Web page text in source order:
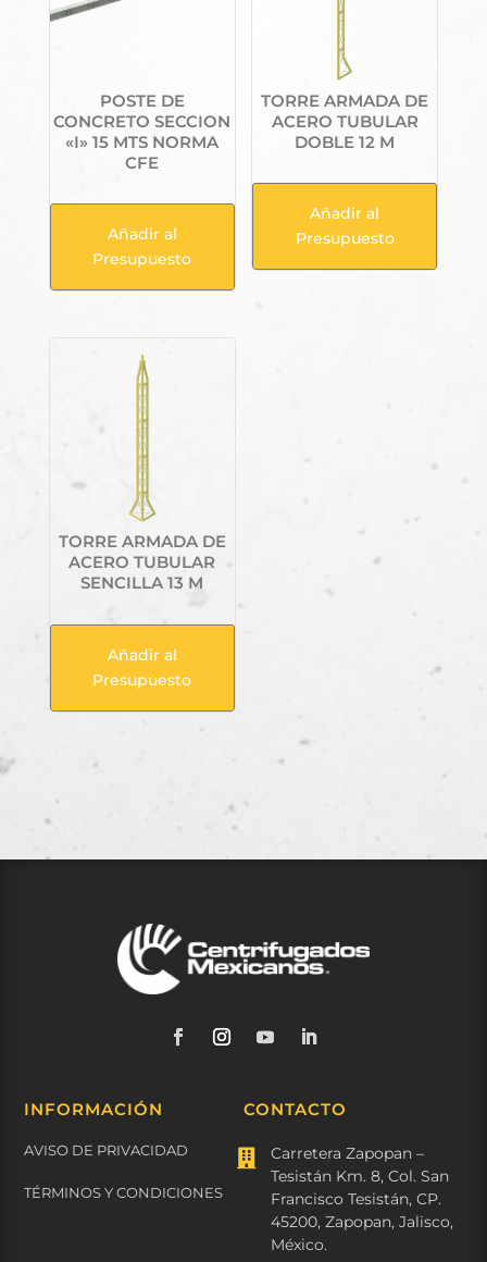
POSTE DE
CONCRETO SECCION
«I» 15 MTS NORMA
CFE
Añadir al
Presupuesto
TORRE ARMADA DE
ACERO TUBULAR
DOBLE 12 M
Añadir al
Presupuesto
TORRE ARMADA DE
ACERO TUBULAR
SENCILLA 13 M
Añadir al
Presupuesto
INFORMACIÓN
AVISO DE PRIVACIDAD
TÉRMINOS Y CONDICIONES
CONTACTO

Carretera Zapopan –
Tesistán Km. 8, Col. San
Francisco Tesistán, CP.
45200, Zapopan, Jalisco,
México.